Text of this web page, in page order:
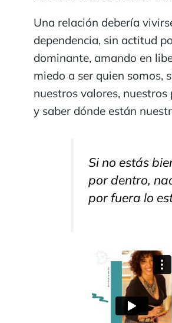
Una relación debería
dependencia, sin actitud
dominante, amando en
miedo a ser quien somos,
nuestros valores, nuestros
y saber dónde están
Si no estás
por dentro,
por fuera lo